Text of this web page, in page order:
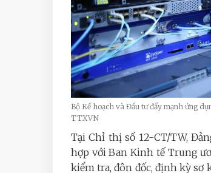
Bộ Kế hoạch và Đầu tư đẩy mạnh ứng
TTXVN
Tại Chỉ thị số 12-CT/TW,
hợp với Ban Kinh tế Trung
kiểm tra, đôn đốc, định kỳ sơ